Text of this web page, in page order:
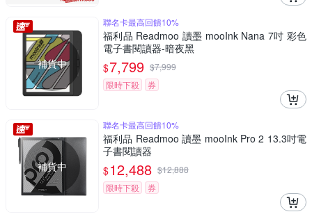
補貨中
聯名卡最高回饋10%
福利品 Readmoo 讀墨 mooInk Nana 7吋 彩色
電子書閱讀器-暗夜黑
$7,799 $7,999
限時下殺
券
補貨中
聯名卡最高回饋10%
福利品 Readmoo 讀墨 mooInk Pro 2 13.3吋電
子書閱讀器
$12,488 $12,888
限時下殺
券